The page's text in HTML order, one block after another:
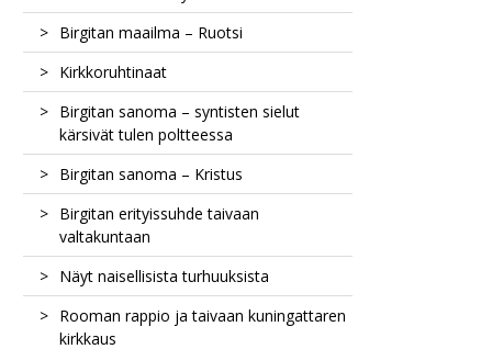
Jumalan äänitorvi soi paaveille ja
kuninkaille
Birgitta syntyy pyhimykseksi
Katariina ja kanonisaatiokuulustelut
Birgitan maailma – Ruotsi
Näyt vaikuttavat valtapolitiikkaan
Säädyt Birgitan näyissä
Itämeren alueen myöhäiskeskiaika
Kirkkoruhtinaat
Kanonisaatio aikana, jolloin kirkolla oli
kaksi päätä
Vaaran vuodet ja Konstanzin
kirkolliskokous
Birgitan sanoma – syntisten sielut
kärsivät tulen poltteessa
Lihan kuritusta ja synnin hajua
Kiirastuli ja nunnien esirukoukset
Birgitan sanoma – Kristus
Birgitan Kristus-näyt
Birgittalaisten Kristus-mystiikka
Kristusmystiikka
myöhäiskeskiaikaisessa kulttuurissa
Birgitan erityissuhde taivaan
valtakuntaan
Pyhän vai pahan hengen vallassa?
Likavettä ja kampitusta
Näyt naisellisista turhuuksista
Birgitta ja naisen ideaali
Rooman rappio ja taivaan kuningattaren
kirkkaus